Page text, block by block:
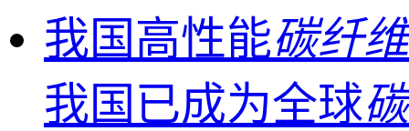
我国高性能碳纤维
我国已成为全球